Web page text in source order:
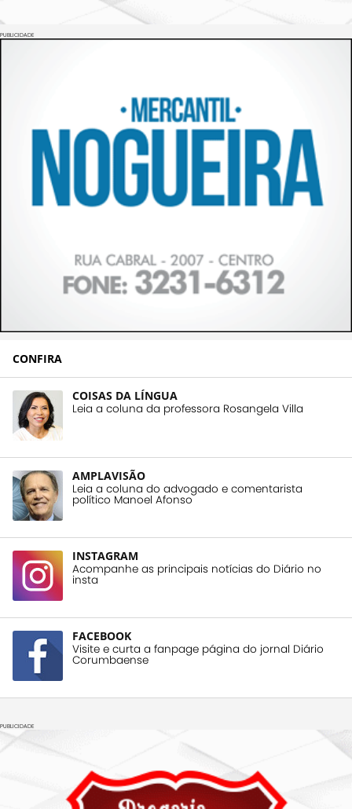
PUBLICIDADE
CONFIRA
COISAS DA LÍNGUA
Leia a coluna da professora Rosangela Villa
AMPLAVISÃO
Leia a coluna do advogado e comentarista
político Manoel Afonso
INSTAGRAM
Acompanhe as principais notícias do Diário no
insta
FACEBOOK
Visite e curta a fanpage página do jornal Diário
Corumbaense
PUBLICIDADE